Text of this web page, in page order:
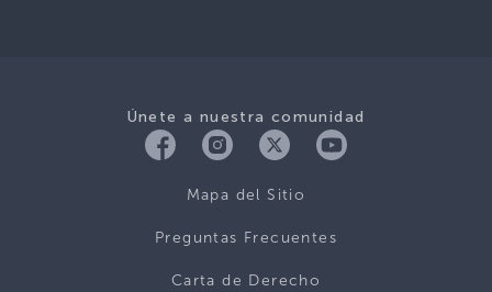
Únete a nuestra comunidad
Mapa del Sitio
Preguntas Frecuentes
Carta de Derecho